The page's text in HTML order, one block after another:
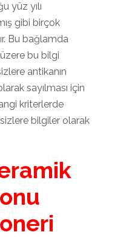
yüz yılı
gibi birçok
Bu bağlamda
bu bilgi
antikanın
sayılması için
kriterlerde
bilgiler olarak